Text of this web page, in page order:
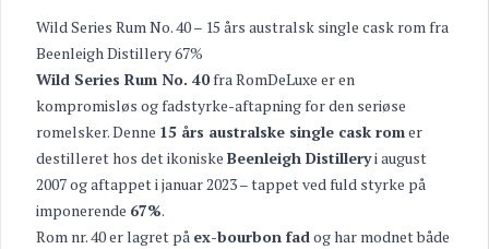
Wild Series Rum No. 40 – 15 års australsk single cask rom fra
Beenleigh Distillery 67%
Wild Series Rum No. 40fra RomDeLuxe er en
kompromisløs og fadstyrke-aftapning for den seriøse
romelsker. Denne 15 års australske single cask romer
destilleret hos det ikoniske Beenleigh Distilleryi august
2007 og aftappet i januar 2023 – tappet ved fuld styrke på
imponerende 67%.
Rom nr. 40 er lagret på ex-bourbon fadog har modnet både